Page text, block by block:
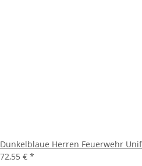
Dunkelblaue Herren Feuerwehr
72,55 € *